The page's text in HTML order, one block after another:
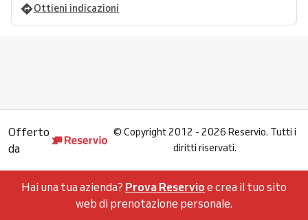
Ottieni indicazioni
Offerto
da
© Copyright 2012 - 2026 Reservio. Tutti i
diritti riservati.
Hai una tua azienda? Prova Reservio e crea il tuo sito
web di prenotazione personale.